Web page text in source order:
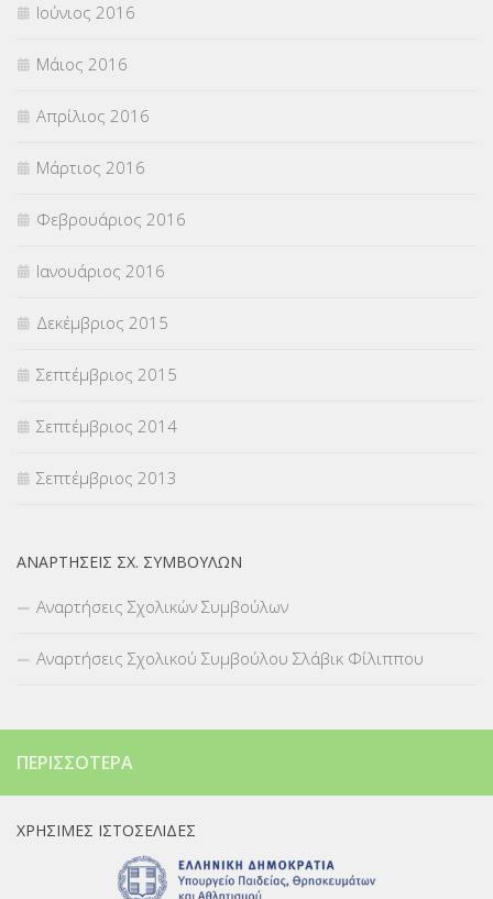
Ιούνιος 2016
Μάιος 2016
Απρίλιος 2016
Μάρτιος 2016
Φεβρουάριος 2016
Ιανουάριος 2016
Δεκέμβριος 2015
Σεπτέμβριος 2015
Σεπτέμβριος 2014
Σεπτέμβριος 2013
ΑΝΑΡΤΉΣΕΙΣ ΣΧ. ΣΥΜΒΟΎΛΩΝ
Αναρτήσεις Σχολικών Συμβούλων
Αναρτήσεις Σχολικού Συμβούλου Σλάβικ Φίλιππου
ΠΕΡΙΣΣΌΤΕΡΑ
ΧΡΉΣΙΜΕΣ ΙΣΤΟΣΕΛΊΔΕΣ